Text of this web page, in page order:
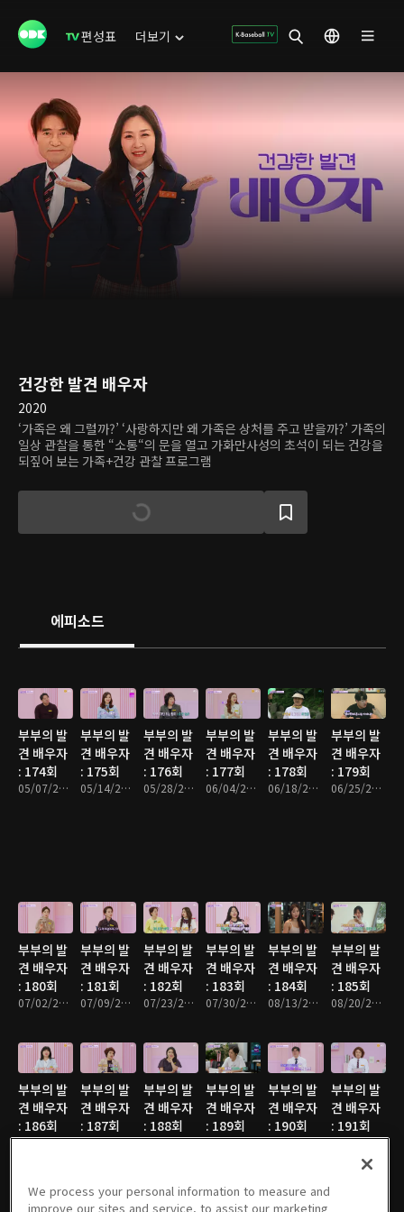
편성표 더보기
건강한 발견 배우자
2020
‘가족은 왜 그럴까?’ ‘사랑하지만 왜 가족은 상처를 주고 받을까?’ 가족의
일상 관찰을 통한 “소통“의 문을 열고 가화만사성의 초석이 되는 건강을
되짚어 보는 가족+건강 관찰 프로그램
에피소드
부부의 발
견 배우자
: 174회
05/07/2024 • 46분
부부의 발
견 배우자
: 175회
05/14/2024 • 46분
부부의 발
견 배우자
: 176회
05/28/2024 • 46분
부부의 발
견 배우자
: 177회
06/04/2024 • 46분
부부의 발
견 배우자
: 178회
06/18/2024 • 46분
부부의 발
견 배우자
: 179회
06/25/2024 • 46분
부부의 발
견 배우자
: 180회
07/02/2024 • 46분
부부의 발
견 배우자
: 181회
07/09/2024 • 46분
부부의 발
견 배우자
: 182회
07/23/2024 • 46분
부부의 발
견 배우자
: 183회
07/30/2024 • 46분
부부의 발
견 배우자
: 184회
08/13/2024 • 46분
부부의 발
견 배우자
: 185회
08/20/2024 • 46분
부부의 발
견 배우자
: 186회
08/27/2024 • 46분
부부의 발
견 배우자
: 187회
09/03/2024 • 46분
부부의 발
견 배우자
: 188회
09/10/2024 • 46분
부부의 발
견 배우자
: 189회
09/17/2024 • 46분
부부의 발
견 배우자
: 190회
10/01/2024 • 46분
부부의 발
견 배우자
: 191회
10/08/2024 • 46분
We process your personal information to measure and
improve our sites and service, to assist our marketing